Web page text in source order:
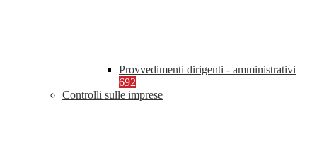
Provvedimenti dirigenti - amministrativi
692
Controlli sulle imprese